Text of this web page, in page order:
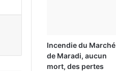
Incendie du Marché
de Maradi, aucun
mort, des pertes